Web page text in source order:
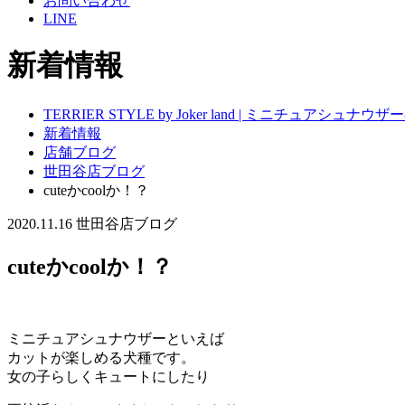
LINE
新着情報
TERRIER STYLE by Joker land | ミニチュアシュナウザ
新着情報
店舗ブログ
世田谷店ブログ
cuteかcoolか！？
2020.11.16 世田谷店ブログ
cuteかcoolか！？
ミニチュアシュナウザーといえば
カットが楽しめる犬種です。
女の子らしくキュートにしたり